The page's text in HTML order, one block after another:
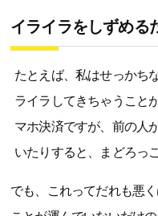
イライラをしずめる
たとえば、私はせっかち
ライラしてきちゃうこと
マホ決済ですが、前の人
いたりすると、まどろっ
でも、これってだれも悪